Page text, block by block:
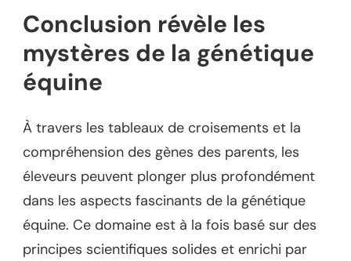
Conclusion révèle les
mystères de la génétique
équine
À travers les tableaux de croisements et la
compréhension des gènes des parents, les
éleveurs peuvent plonger plus profondément
dans les aspects fascinants de la génétique
équine. Ce domaine est à la fois basé sur des
principes scientifiques solides et enrichi par